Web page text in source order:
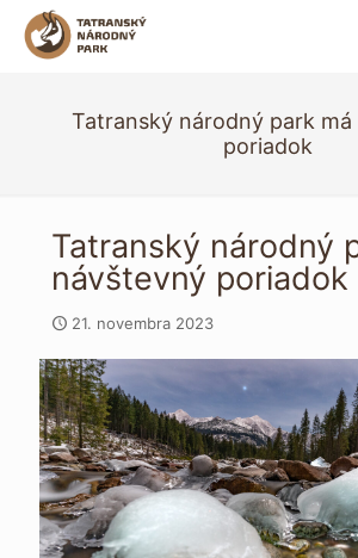
Tatranský národný park
poriadok
Tatranský národný
návštevný poriadok
21. novembra 2023